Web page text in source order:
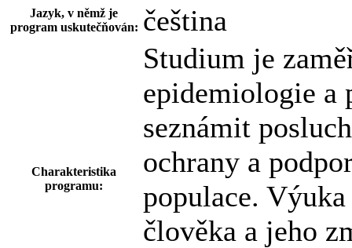
Jazyk, v němž je
program uskutečňován: čeština
Charakteristika
programu:
Studium je
epidemiologie
seznámit
ochrany a
populace.
člověka a jeho